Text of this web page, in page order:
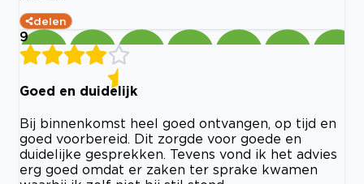
delen
9
Goed en duidelijk
Bij binnenkomst heel goed ontvangen, op tijd en
goed voorbereid. Dit zorgde voor goede en
duidelijke gesprekken. Tevens vond ik het advies
erg goed omdat er zaken ter sprake kwamen